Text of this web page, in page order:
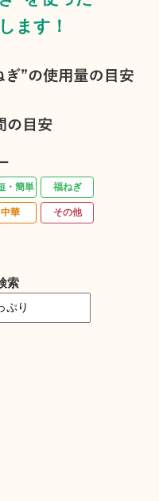
ます！
・簡単 福ねぎ
中華 その他
索